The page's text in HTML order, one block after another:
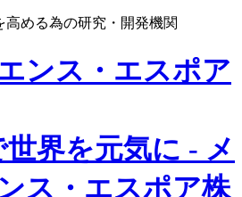
める為の研究・開発機関
ンス・エスポア